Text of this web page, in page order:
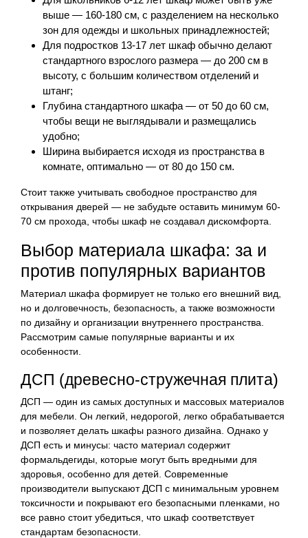
выше — 160-180 см, с разделением на несколько
зон для одежды и школьных принадлежностей;
Для подростков 13-17 лет шкаф обычно делают
стандартного взрослого размера — до 200 см в
высоту, с большим количеством отделений и
штанг;
Глубина стандартного шкафа — от 50 до 60 см,
чтобы вещи не выглядывали и размещались
удобно;
Ширина выбирается исходя из пространства в
комнате, оптимально — от 80 до 150 см.
Стоит также учитывать свободное пространство для
открывания дверей — не забудьте оставить минимум 60-
70 см прохода, чтобы шкаф не создавал дискомфорта.
Выбор материала шкафа: за и
против популярных вариантов
Материал шкафа формирует не только его внешний вид,
но и долговечность, безопасность, а также возможности
по дизайну и организации внутреннего пространства.
Рассмотрим самые популярные варианты и их
особенности.
ДСП (древесно-стружечная плита)
ДСП — один из самых доступных и массовых материалов
для мебели. Он легкий, недорогой, легко обрабатывается
и позволяет делать шкафы разного дизайна. Однако у
ДСП есть и минусы: часто материал содержит
формальдегиды, которые могут быть вредными для
здоровья, особенно для детей. Современные
производители выпускают ДСП с минимальным уровнем
токсичности и покрывают его безопасными пленками, но
все равно стоит убедиться, что шкаф соответствует
стандартам безопасности.